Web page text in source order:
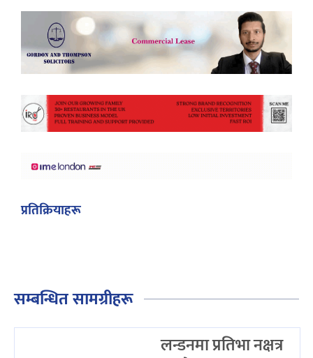
प्रतिक्रियाहरू
सम्बन्धित सामग्रीहरू
लन्डनमा प्रतिभा नक्षत्र